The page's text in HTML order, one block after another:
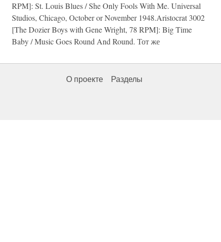
RPM]: St. Louis Blues / She Only Fools With Me. Universal
Studios, Chicago, October or November 1948.Aristocrat 3002
[The Dozier Boys with Gene Wright, 78 RPM]: Big Time
Baby / Music Goes Round And Round. Тот же
О проекте Разделы